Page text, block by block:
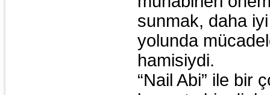
sunmak, daha
yolunda
hamisiydi.
“Nail Abi” ile bir